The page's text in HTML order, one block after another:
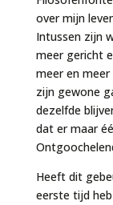
over mijn
Intussen zijn
meer gericht
meer en
zijn gewone
dezelfde
dat er maar
Heeft dit
eerste tijd